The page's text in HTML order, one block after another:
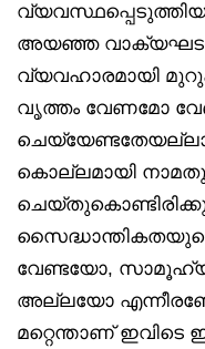
അയഞ്ഞ
വ്യവഹാരമായി
വൃത്തം വേണമോ
കൊല്ലമായി
വേണ്ടയോ,
അല്ലയോ
മറ്റെന്താണ് ഇവിടെ